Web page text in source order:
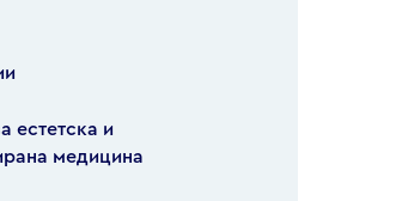
естетска и
медицина